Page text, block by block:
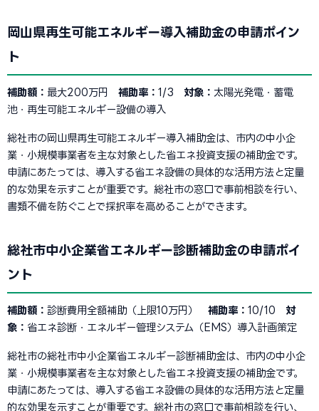
岡山県再生可能エネルギー導入補助金の申請ポイン
ト
補助額： 最大200万円 補助率： 1/3 対象： 太陽光発電・蓄電
池・再生可能エネルギー設備の導入
総社市の岡山県再生可能エネルギー導入補助金は、市内の中小企
業・小規模事業者を主な対象とした省エネ投資支援の補助金です。
申請にあたっては、導入する省エネ設備の具体的な活用方法と定量
的な効果を示すことが重要です。総社市の窓口で事前相談を行い、
書類不備を防ぐことで採択率を高めることができます。
総社市中小企業省エネルギー診断補助金の申請ポイ
ント
補助額： 診断費用全額補助（上限10万円） 補助率： 10/10 対
象： 省エネ診断・エネルギー管理システム（EMS）導入計画策定
総社市の総社市中小企業省エネルギー診断補助金は、市内の中小企
業・小規模事業者を主な対象とした省エネ投資支援の補助金です。
申請にあたっては、導入する省エネ設備の具体的な活用方法と定量
的な効果を示すことが重要です。総社市の窓口で事前相談を行い、